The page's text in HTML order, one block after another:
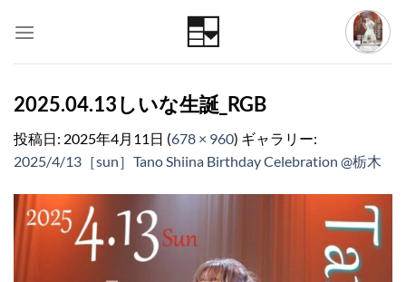
2025.04.13しいな生誕_RGB
投稿日: 2025年4月11日 (678 × 960) ギャラリー:
2025/4/13［sun］Tano Shiina Birthday Celebration @栃木